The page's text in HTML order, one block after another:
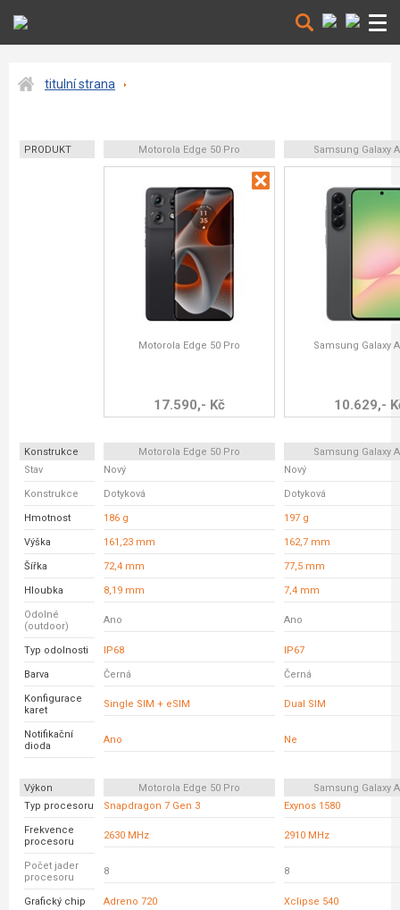
titulní strana
PRODUKT Motorola Edge 50 Pro Samsung Galaxy
Motorola Edge 50 Pro
17.590,- Kč
Samsung Galaxy
10.629,-
Konstrukce Motorola Edge 50 Pro
Samsung Galaxy
Stav
Nový Nový
Konstrukce Dotyková Dotyková
Hmotnost 186 g 197 g
Výška 161,23 mm 162,7 mm
Šířka 72,4 mm 77,5 mm
Hloubka 8,19 mm 7,4 mm
Odolné
(outdoor)
Ano Ano
Typ odolnosti IP68 IP67
Barva Černá Černá
Konfigurace
karet
Single SIM + eSIM Dual SIM
Notifikační
dioda
Ano Ne
Výkon Motorola Edge 50 Pro
Samsung Galaxy
Typ procesoru
Snapdragon 7 Gen 3 Exynos 1580
Frekvence
procesoru
2630 MHz 2910 MHz
Počet jader
procesoru
8 8
Grafický chip Adreno 720 Xclipse 540